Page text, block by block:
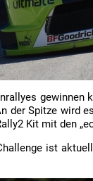
der Spitze wird
Kit mit den
ist